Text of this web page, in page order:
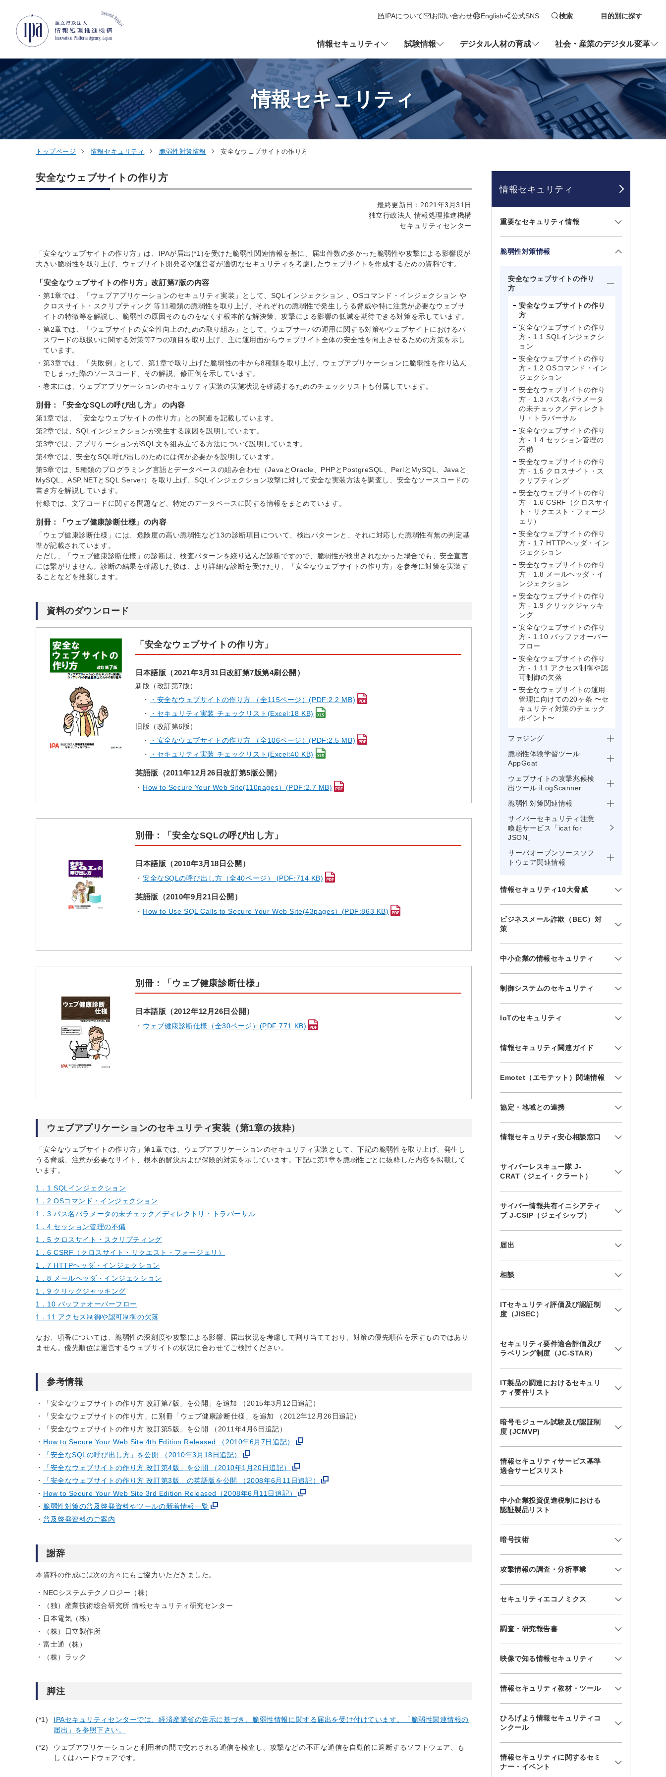
IPAについて
お問い合わせ English
新しいタブで開きます
公式SNS 検索 目的別に探す
情報セキュリティ 試験情報 デジタル人材の育成 社会・産業のデジタル変革
情報セキュリティ
トップページ 情報セキュリティ 脆弱性対策情報 安全なウェブサイトの作り方
安全なウェブサイトの作り方
最終更新日：2021年3月31日
独立行政法人 情報処理推進機構
セキュリティセンター
「安全なウェブサイトの作り方」は、IPAが届出(*1)を受けた脆弱性関連情報を基に、届出件数の多かった脆弱性や攻撃による影響度が
大きい脆弱性を取り上げ、ウェブサイト開発者や運営者が適切なセキュリティを考慮したウェブサイトを作成するための資料です。
「安全なウェブサイトの作り方」改訂第7版の内容
第1章では、「ウェブアプリケーションのセキュリティ実装」として、SQLインジェクション 、OSコマンド・インジェクション や
クロスサイト・スクリプティング 等11種類の脆弱性を取り上げ、それぞれの脆弱性で発生しうる脅威や特に注意が必要なウェブサ
イトの特徴等を解説し、脆弱性の原因そのものをなくす根本的な解決策、攻撃による影響の低減を期待できる対策を示しています。
第2章では、「ウェブサイトの安全性向上のための取り組み」として、ウェブサーバの運用に関する対策やウェブサイトにおけるパ
スワードの取扱いに関する対策等7つの項目を取り上げ、主に運用面からウェブサイト全体の安全性を向上させるための方策を示し
ています。
第3章では、「失敗例」として、第1章で取り上げた脆弱性の中から8種類を取り上げ、ウェブアプリケーションに脆弱性を作り込ん
でしまった際のソースコード、その解説、修正例を示しています。
巻末には、ウェブアプリケーションのセキュリティ実装の実施状況を確認するためのチェックリストも付属しています。
別冊：「安全なSQLの呼び出し方」 の内容
第1章では、「安全なウェブサイトの作り方」との関連を記載しています。
第2章では、SQLインジェクションが発生する原因を説明しています。
第3章では、アプリケーションがSQL文を組み立てる方法について説明しています。
第4章では、安全なSQL呼び出しのためには何が必要かを説明しています。
第5章では、5種類のプログラミング言語とデータベースの組み合わせ（JavaとOracle、PHPとPostgreSQL、PerlとMySQL、Javaと
MySQL、ASP.NETとSQL Server）を取り上げ、SQLインジェクション攻撃に対して安全な実装方法を調査し、安全なソースコードの
書き方を解説しています。
付録では、文字コードに関する問題など、特定のデータベースに関する情報をまとめています。
別冊：「ウェブ健康診断仕様」の内容
「ウェブ健康診断仕様」には、危険度の高い脆弱性など13の診断項目について、検出パターンと、それに対応した脆弱性有無の判定基
準が記載されています。
ただし、「ウェブ健康診断仕様」の診断は、検査パターンを絞り込んだ診断ですので、脆弱性が検出されなかった場合でも、安全宣言
には繋がりません。診断の結果を確認した後は、より詳細な診断を受けたり、「安全なウェブサイトの作り方」を参考に対策を実装す
ることなどを推奨します。
資料のダウンロード
「安全なウェブサイトの作り方」
日本語版（2021年3月31日改訂第7版第4刷公開）
新版（改訂第7版）
・安全なウェブサイトの作り方 （全115ページ）(PDF:2.2 MB)
・セキュリティ実装 チェックリスト(Excel:18 KB)
旧版（改訂第6版）
・安全なウェブサイトの作り方 （全106ページ）(PDF:2.5 MB)
・セキュリティ実装 チェックリスト(Excel:40 KB)
英語版（2011年12月26日改訂第5版公開）
How to Secure Your Web Site(110pages）(PDF:2.7 MB)
別冊：「安全なSQLの呼び出し方」
日本語版（2010年3月18日公開）
安全なSQLの呼び出し方（全40ページ） (PDF:714 KB)
英語版（2010年9月21日公開）
How to Use SQL Calls to Secure Your Web Site(43pages）(PDF:863 KB)
別冊：「ウェブ健康診断仕様」
日本語版（2012年12月26日公開）
ウェブ健康診断仕様（全30ページ）(PDF:771 KB)
ウェブアプリケーションのセキュリティ実装（第1章の抜粋）
「安全なウェブサイトの作り方」第1章では、ウェブアプリケーションのセキュリティ実装として、下記の脆弱性を取り上げ、発生し
うる脅威、注意が必要なサイト、根本的解決および保険的対策を示しています。下記に第1章を脆弱性ごとに抜粋した内容を掲載して
います。
1．1 SQLインジェクション
1．2 OSコマンド・インジェクション
1．3 パス名パラメータの未チェック／ディレクトリ・トラバーサル
1．4 セッション管理の不備
1．5 クロスサイト・スクリプティング
1．6 CSRF（クロスサイト・リクエスト・フォージェリ）
1．7 HTTPヘッダ・インジェクション
1．8 メールヘッダ・インジェクション
1．9 クリックジャッキング
1．10 バッファオーバーフロー
1．11 アクセス制御や認可制御の欠落
なお、項番については、脆弱性の深刻度や攻撃による影響、届出状況を考慮して割り当てており、対策の優先順位を示すものではあり
ません。優先順位は運営するウェブサイトの状況に合わせてご検討ください。
参考情報
「安全なウェブサイトの作り方 改訂第7版」を公開」を追加 （2015年3月12日追記）
「安全なウェブサイトの作り方」に別冊「ウェブ健康診断仕様」を追加 （2012年12月26日追記）
「安全なウェブサイトの作り方 改訂第5版」を公開 （2011年4月6日追記）
How to Secure Your Web Site 4th Edition Released （2010年6月7日追記）
「安全なSQLの呼び出し方」を公開 （2010年3月18日追記）
「安全なウェブサイトの作り方 改訂第4版」を公開 （2010年1月20日追記）
「安全なウェブサイトの作り方 改訂第3版」の英語版を公開 （2008年6月11日追記）
How to Secure Your Web Site 3rd Edition Released（2008年6月11日追記）
脆弱性対策の普及啓発資料やツールの新着情報一覧
普及啓発資料のご案内
謝辞
本資料の作成には次の方々にもご協力いただきました。
NECシステムテクノロジー（株）
（独）産業技術総合研究所 情報セキュリティ研究センター
日本電気（株）
（株）日立製作所
富士通（株）
（株）ラック
脚注
(*1)
IPAセキュリティセンターでは、経済産業省の告示に基づき、脆弱性情報に関する届出を受け付けています。「脆弱性関連情報の
届出」を参照下さい。
(*2)
ウェブアプリケーションと利用者の間で交わされる通信を検査し、攻撃などの不正な通信を自動的に遮断するソフトウェア、も
しくはハードウェアです。
情報セキュリティ
重要なセキュリティ情報
脆弱性対策情報
安全なウェブサイトの作り
方
安全なウェブサイトの作り
方
安全なウェブサイトの作り
方 - 1.1 SQLインジェクシ
ョン
安全なウェブサイトの作り
方 - 1.2 OSコマンド・イン
ジェクション
安全なウェブサイトの作り
方 - 1.3 パス名パラメータ
の未チェック／ディレクト
リ・トラバーサル
安全なウェブサイトの作り
方 - 1.4 セッション管理の
不備
安全なウェブサイトの作り
方 - 1.5 クロスサイト・ス
クリプティング
安全なウェブサイトの作り
方 - 1.6 CSRF（クロスサイ
ト・リクエスト・フォージ
ェリ）
安全なウェブサイトの作り
方 - 1.7 HTTPヘッダ・イン
ジェクション
安全なウェブサイトの作り
方 - 1.8 メールヘッダ・イ
ンジェクション
安全なウェブサイトの作り
方 - 1.9 クリックジャッキ
ング
安全なウェブサイトの作り
方 - 1.10 バッファオーバー
フロー
安全なウェブサイトの作り
方 - 1.11 アクセス制御や認
可制御の欠落
安全なウェブサイトの運用
管理に向けての20ヶ条 〜セ
キュリティ対策のチェック
ポイント〜
ファジング
脆弱性体験学習ツール
AppGoat
ウェブサイトの攻撃兆候検
出ツール iLogScanner
脆弱性対策関連情報
サイバーセキュリティ注意
喚起サービス「icat for
JSON」
サーバオープンソースソフ
トウェア関連情報
情報セキュリティ10大脅威
ビジネスメール詐欺（BEC）対
策
中小企業の情報セキュリティ
制御システムのセキュリティ
IoTのセキュリティ
情報セキュリティ関連ガイド
Emotet（エモテット）関連情報
協定・地域との連携
情報セキュリティ安心相談窓口
サイバーレスキュー隊 J-
CRAT（ジェイ・クラート）
サイバー情報共有イニシアティ
ブ J-CSIP（ジェイシップ）
届出
相談
ITセキュリティ評価及び認証制
度（JISEC）
セキュリティ要件適合評価及び
ラベリング制度（JC-STAR）
IT製品の調達におけるセキュリ
ティ要件リスト
暗号モジュール試験及び認証制
度 (JCMVP)
情報セキュリティサービス基準
適合サービスリスト
中小企業投資促進税制における
認証製品リスト
暗号技術
攻撃情報の調査・分析事業
セキュリティエコノミクス
調査・研究報告書
映像で知る情報セキュリティ
情報セキュリティ教材・ツール
ひろげよう情報セキュリティコ
ンクール
情報セキュリティに関するセミ
ナー・イベント